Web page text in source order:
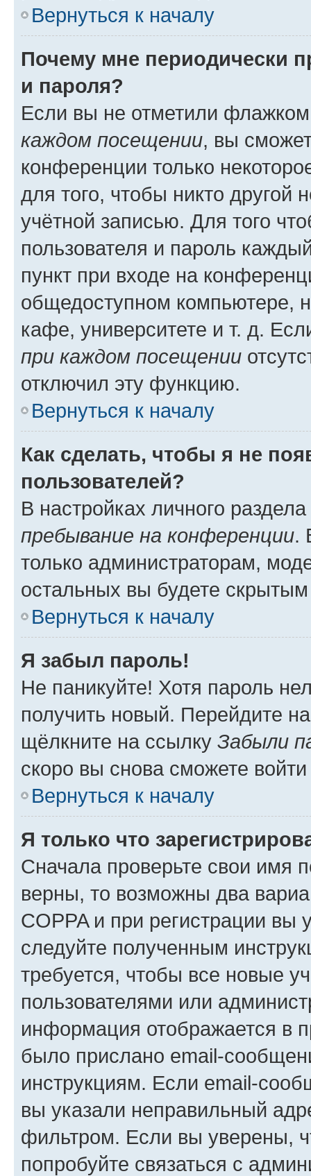
Вернуться к началу
Почему мне периодически
и пароля?
Если вы не отметили
каждом посещении, вы
конференции только
для того, чтобы никто другой
учётной записью. Для того
пользователя и пароль
пункт при входе на
общедоступном компьютере,
кафе, университете и т. д.
при каждом посещении
отключил эту функцию.
Вернуться к началу
Как сделать, чтобы я не
пользователей?
В настройках личного
пребывание на конференции.
только администраторам,
остальных вы будете
Вернуться к началу
Я забыл пароль!
Не паникуйте! Хотя пароль
получить новый. Перейдите
щёлкните на ссылку Забыли
скоро вы снова сможете
Вернуться к началу
Я только что
Сначала проверьте свои имя
верны, то возможны два
COPPA и при регистрации вы
следуйте полученным
требуется, чтобы все новые
пользователями или
информация отображается в
было прислано email-
инструкциям. Если email-
вы указали неправильный
фильтром. Если вы уверены,
попробуйте связаться с